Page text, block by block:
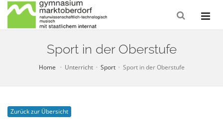
Sport in der Oberstufe
Home Unterricht Sport Sport in der Oberstufe
Zurück zur Übersicht